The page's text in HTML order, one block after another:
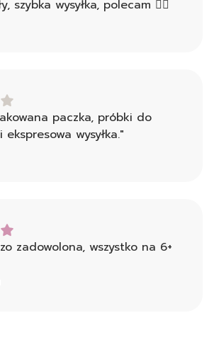
szybka wysyłka, polecam 👍🏻
4
paczka, próbki do
wysyłka."
ocenę: 5
zadowolona, wszystko na 6+